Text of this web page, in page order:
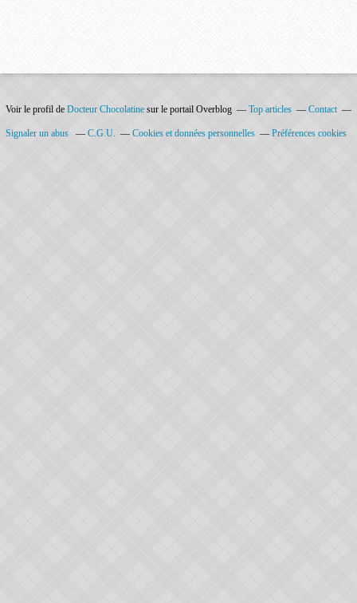
Voir le profil de Docteur Chocolatine sur le portail Overblog Top articles Contact
Signaler un abus C.G.U. Cookies et données personnelles Préférences cookies